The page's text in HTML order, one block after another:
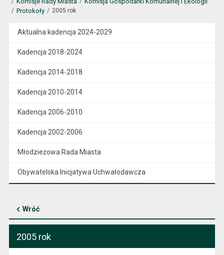
Protokoły
2005 rok
Aktualna kadencja 2024-2029
Kadencja 2018-2024
Kadencja 2014-2018
Kadencja 2010-2014
Kadencja 2006-2010
Kadencja 2002-2006
Młodzieżowa Rada Miasta
Obywatelska Inicjatywa Uchwałodawcza
Wróć
2005 rok